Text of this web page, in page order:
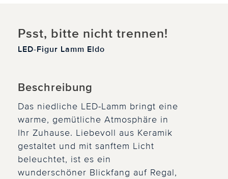
Psst, bitte nicht trennen!
LED-Figur Lamm Eldo
Beschreibung
Das niedliche LED-Lamm bringt eine
warme, gemütliche Atmosphäre in
Ihr Zuhause. Liebevoll aus Keramik
gestaltet und mit sanftem Licht
beleuchtet, ist es ein
wunderschöner Blickfang auf Regal,